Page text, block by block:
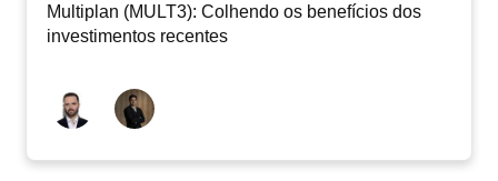
Multiplan (MULT3): Colhendo os benefícios dos
investimentos recentes